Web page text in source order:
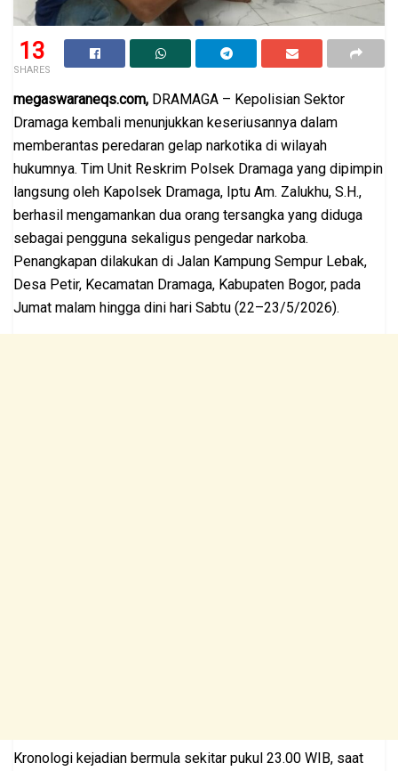
13
SHARES
megaswaraneqs.com, DRAMAGA – Kepolisian Sektor
Dramaga kembali menunjukkan keseriusannya dalam
memberantas peredaran gelap narkotika di wilayah
hukumnya. Tim Unit Reskrim Polsek Dramaga yang dipimpin
langsung oleh Kapolsek Dramaga, Iptu Am. Zalukhu, S.H.,
berhasil mengamankan dua orang tersangka yang diduga
sebagai pengguna sekaligus pengedar narkoba.
Penangkapan dilakukan di Jalan Kampung Sempur Lebak,
Desa Petir, Kecamatan Dramaga, Kabupaten Bogor, pada
Jumat malam hingga dini hari Sabtu (22–23/5/2026).
Kronologi kejadian bermula sekitar pukul 23.00 WIB, saat